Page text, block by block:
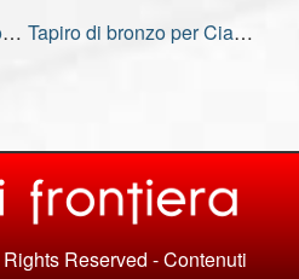
Tapiro di bronzo per Ciancimino e Procura
Reserved - Contenuti